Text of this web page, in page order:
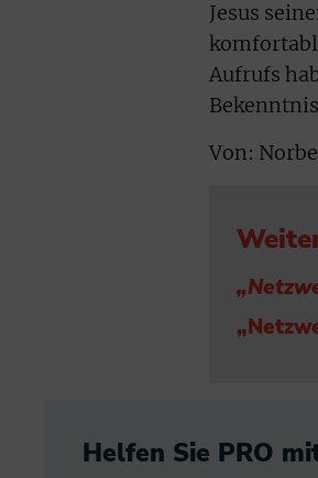
Jesus
Aufrufs
Von:
Helfen Sie PRO